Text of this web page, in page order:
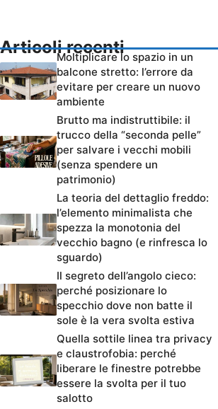
Articoli recenti
Moltiplicare lo spazio in un
balcone stretto: l’errore da
evitare per creare un nuovo
ambiente
Brutto ma indistruttibile: il
trucco della “seconda pelle”
per salvare i vecchi mobili
(senza spendere un
patrimonio)
La teoria del dettaglio freddo:
l’elemento minimalista che
spezza la monotonia del
vecchio bagno (e rinfresca lo
sguardo)
Il segreto dell’angolo cieco:
perché posizionare lo
specchio dove non batte il
sole è la vera svolta estiva
Quella sottile linea tra privacy
e claustrofobia: perché
liberare le finestre potrebbe
essere la svolta per il tuo
salotto